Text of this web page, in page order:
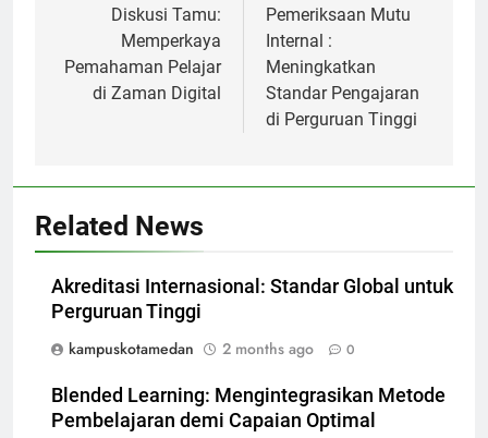
navigation
Diskusi Tamu:
Memperkaya
Pemahaman Pelajar
di Zaman Digital
Pemeriksaan Mutu
Internal :
Meningkatkan
Standar Pengajaran
di Perguruan Tinggi
Related News
Akreditasi Internasional: Standar Global untuk
Perguruan Tinggi
kampuskotamedan
2 months ago 0
Blended Learning: Mengintegrasikan Metode
Pembelajaran demi Capaian Optimal